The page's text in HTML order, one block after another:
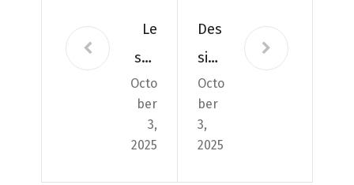
Le
suc
re
nc,
Octo
ber
3,
2025
Des
sièg
es
fort
Octo
ber
3,
2025